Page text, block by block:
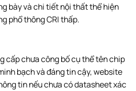
bày và chi tiết nội thất thể hiện
phổ thông CRI thấp.
cấp chưa công bố cụ thể tên chip
bạch và đáng tin cậy, website
tin nếu chưa có datasheet xác